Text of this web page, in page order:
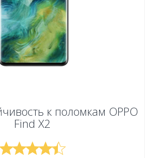
к поломкам OPPO
Find X2